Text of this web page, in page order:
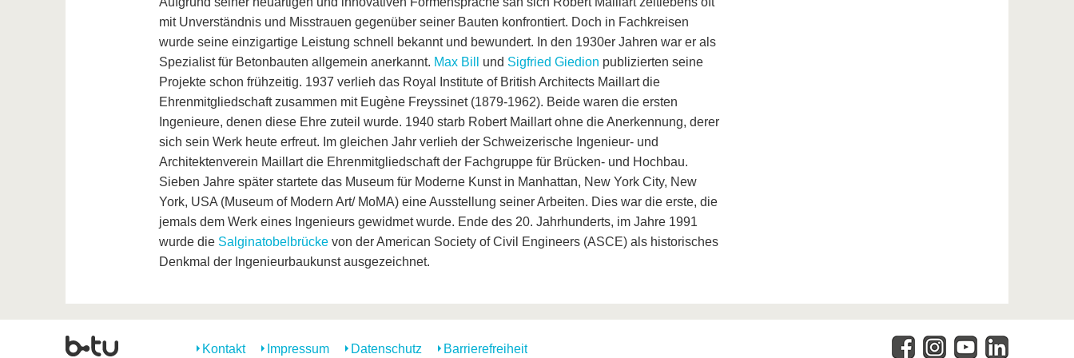
mit Unverständnis und Misstrauen gegenüber seiner Bauten konfrontiert. Doch in Fachkreisen
wurde seine einzigartige Leistung schnell bekannt und bewundert. In den 1930er Jahren war er als
Spezialist für Betonbauten allgemein anerkannt. Max Bill und Sigfried Giedion publizierten seine
Projekte schon frühzeitig. 1937 verlieh das Royal Institute of British Architects Maillart die
Ehrenmitgliedschaft zusammen mit Eugène Freyssinet (1879-1962). Beide waren die ersten
Ingenieure, denen diese Ehre zuteil wurde. 1940 starb Robert Maillart ohne die Anerkennung, derer
sich sein Werk heute erfreut. Im gleichen Jahr verlieh der Schweizerische Ingenieur- und
Architektenverein Maillart die Ehrenmitgliedschaft der Fachgruppe für Brücken- und Hochbau.
Sieben Jahre später startete das Museum für Moderne Kunst in Manhattan, New York City, New
York, USA (Museum of Modern Art/ MoMA) eine Ausstellung seiner Arbeiten. Dies war die erste, die
jemals dem Werk eines Ingenieurs gewidmet wurde. Ende des 20. Jahrhunderts, im Jahre 1991
wurde die Salginatobelbrückevon der American Society of Civil Engineers (ASCE) als historisches
Denkmal der Ingenieurbaukunst ausgezeichnet.
Kontakt Impressum Datenschutz Barrierefreiheit